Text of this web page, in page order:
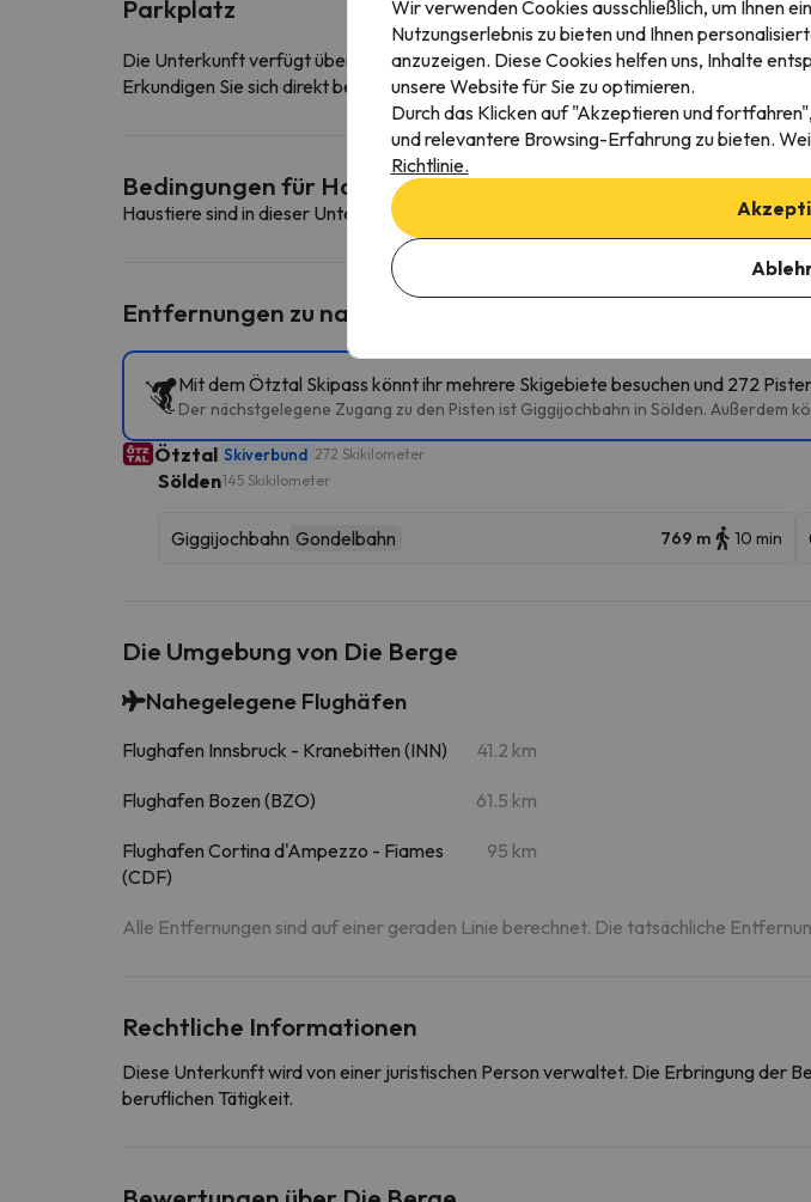
Parkplatz
Die Unterkunft verfügt über eine kostenfreie Tiefgarage
Erkundigen Sie sich direkt bei der Unterkunft, ob sie die Möglichkeit bietet, den
Bedingungen für Haustiere
Haustiere sind in dieser Unterkunft nicht erlaubt.
Entfernungen zu nahe gelegenen Skigebieten
Mit dem Ötztal Skipass könnt ihr mehrere Skigebiete besuchen und 272
Der nächstgelegene Zugang zu den Pisten ist Giggijochbahn in Sölden. Außerdem
Ötztal Skiverbund 272 Skikilometer
Sölden145 Skikilometer
Giggijochbahn Gondelbahn 769 m 10 min
Die Umgebung von Die Berge
Nahegelegene Flughäfen
Flughafen Innsbruck - Kranebitten (INN) 41.2 km
Flughafen Bozen (BZO) 61.5 km
Flughafen Cortina d'Ampezzo - Fiames
(CDF)
95 km
Alle Entfernungen sind auf einer geraden Linie berechnet. Die tatsächliche
Rechtliche Informationen
Diese Unterkunft wird von einer juristischen Person verwaltet. Die Erbringung der
beruflichen Tätigkeit.
Wir verwenden Cookies ausschließlich, um Ihnen
Nutzungserlebnis zu bieten und Ihnen
anzuzeigen. Diese Cookies helfen uns, Inhalte
unsere Website für Sie zu optimieren.
Durch das Klicken auf "Akzeptieren und
und relevantere Browsing-Erfahrung zu bieten.
Richtlinie.